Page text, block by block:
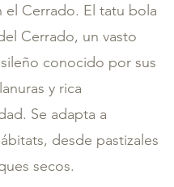
el Cerrado. El tatu bola
Cerrado, un vasto
conocido por sus
y rica
Se adapta a
desde pastizales
secos.